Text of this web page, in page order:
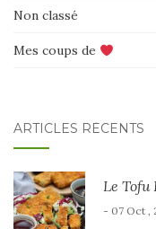
Non classé
Mes coups de
ARTICLES RÉCENTS
Le
- 07 Oct ,